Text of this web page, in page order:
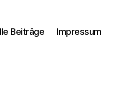
Beiträge Impressum